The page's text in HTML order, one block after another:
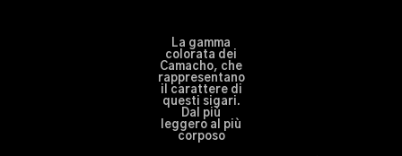
La gamma
colorata dei
Camacho, che
rappresentano
il carattere di
questi sigari.
Dal più
leggero al più
corposo